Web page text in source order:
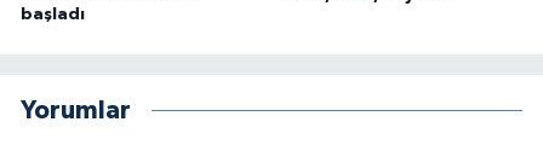
başladı
Yorumlar